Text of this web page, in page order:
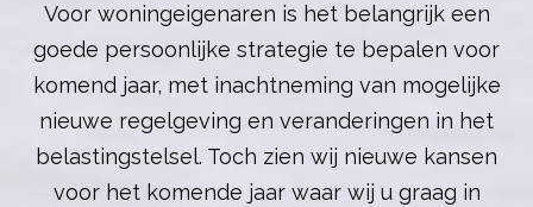
Voor woningeigenaren is het belangrijk een
goede persoonlijke strategie te bepalen voor
komend jaar, met inachtneming van mogelijke
nieuwe regelgeving en veranderingen in het
belastingstelsel. Toch zien wij nieuwe kansen
voor het komende jaar waar wij u graag in